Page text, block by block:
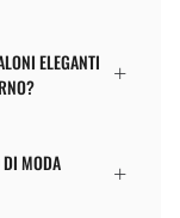
ELEGANTI
DI MODA